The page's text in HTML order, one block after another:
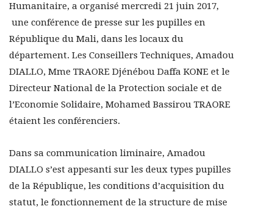
Humanitaire, a organisé mercredi 21 juin 2017,
une conférence de presse sur les pupilles en
République du Mali, dans les locaux du
département. Les Conseillers Techniques, Amadou
DIALLO, Mme TRAORE Djénébou Daffa KONE et le
Directeur National de la Protection sociale et de
l’Economie Solidaire, Mohamed Bassirou TRAORE
étaient les conférenciers.
Dans sa communication liminaire, Amadou
DIALLO s’est appesanti sur les deux types pupilles
de la République, les conditions d’acquisition du
statut, le fonctionnement de la structure de mise